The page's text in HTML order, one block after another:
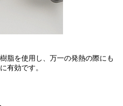
脂を使用し、万一の発熱の際にも
有効です。